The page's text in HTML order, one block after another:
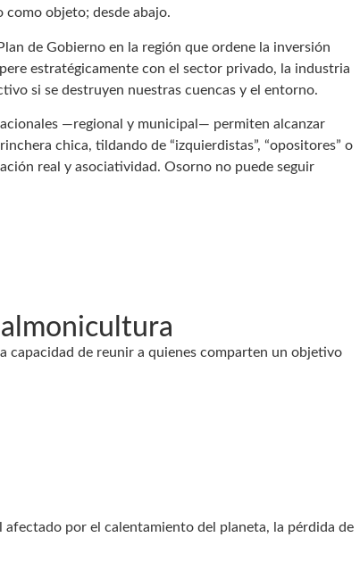
como objeto; desde abajo.
de Gobierno en la región que ordene la inversión
estratégicamente con el sector privado, la industria
si se destruyen nuestras cuencas y el entorno.
—regional y municipal— permiten alcanzar
chica, tildando de “izquierdistas”, “opositores” o
real y asociatividad. Osorno no puede seguir
capacidad de reunir a quienes comparten un objetivo
por el calentamiento del planeta, la pérdida de